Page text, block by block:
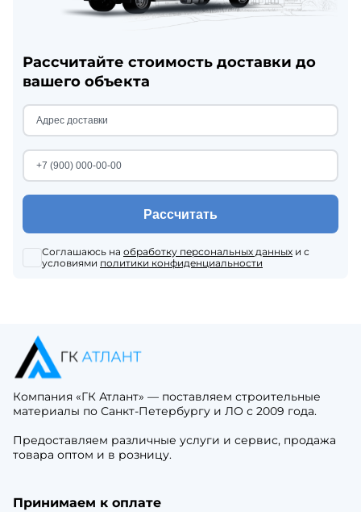
Рассчитайте стоимость доставки до
вашего объекта
Рассчитать
Соглашаюсь на обработку персональных данных и с
условиями политики конфиденциальности
Компания «ГК Атлант» — поставляем строительные
материалы по Санкт-Петербургу и ЛО с 2009 года.
Предоставляем различные услуги и сервис, продажа
товара оптом и в розницу.
Принимаем к оплате